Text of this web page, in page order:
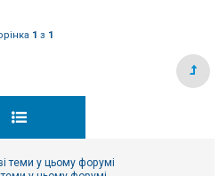
1 з 1
теми у цьому форумі